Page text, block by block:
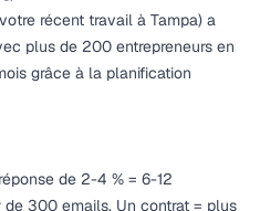
récent travail à Tampa) a
plus de 200 entrepreneurs en
grâce à la planification
de 2-4 % = 6-12
300 emails. Un contrat = plus